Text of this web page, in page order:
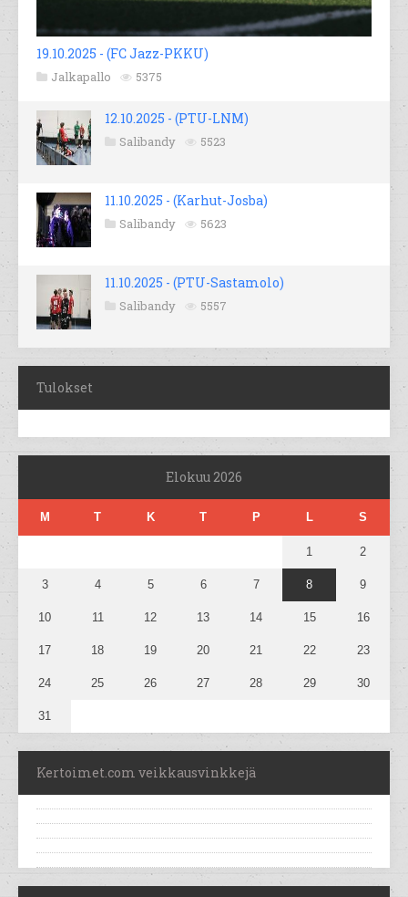
19.10.2025 - (FC Jazz-PKKU)
Jalkapallo 5375
12.10.2025 - (PTU-LNM)
Salibandy 5523
11.10.2025 - (Karhut-Josba)
Salibandy 5623
11.10.2025 - (PTU-Sastamolo)
Salibandy 5557
Tulokset
Elokuu 2026
M T K T P L S
1 2
3 4 5 6 7 8 9
10 11 12 13 14 15 16
17 18 19 20 21 22 23
24 25 26 27 28 29 30
31
Kertoimet.com veikkausvinkkejä